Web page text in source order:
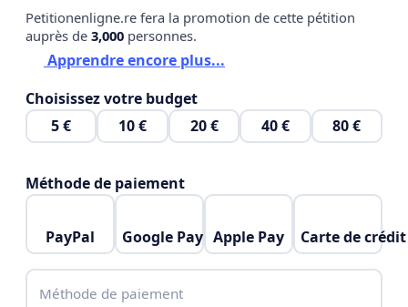
2) L'insalubrité est notable
3) Vols de bacs a déchets, recyclage et compostage
4) Vandalisme
5) Harcèlement et intimidation citoyens
commerces
8) Hausse du taux de criminalité
Petitionenligne.re fera la promotion de cette pétition
auprès de 3,000 personnes.
Apprendre encore plus...
Choisissez votre budget
5 €
10 € 20 € 40 € 80 €
Méthode de paiement
PayPal Google Pay Apple Pay Carte de crédit
Méthode de paiement